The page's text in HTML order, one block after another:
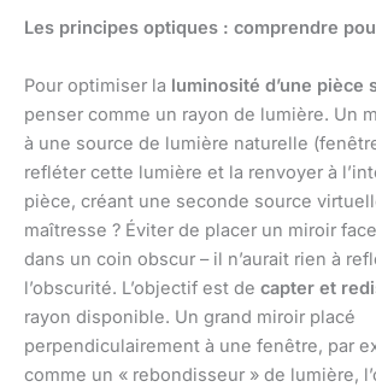
Les principes optiques : comprendre
Pour optimiser la luminosité d’une pièce
penser comme un rayon de lumière. Un
à une source de lumière naturelle
refléter cette lumière et la renvoyer à
pièce, créant une seconde source
maîtresse ? Éviter de placer un miroir
dans un coin obscur – il n’aurait rien à
l’obscurité. L’objectif est de capter et
rayon disponible. Un grand miroir placé
perpendiculairement à une fenêtre, par
comme un « rebondisseur » de lumière,